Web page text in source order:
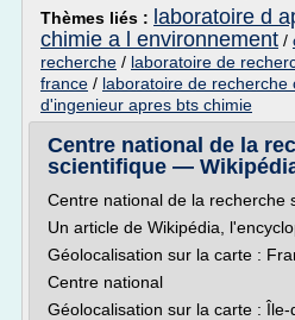
Thèmes liés : laboratoire d
chimie a l environnement /
recherche / laboratoire de
france / laboratoire de recherche
d'ingenieur apres bts chimie
Centre national de la
scientifique —
Centre national de la recherche
Un article de Wikipédia,
Géolocalisation sur la carte :
Centre national
Géolocalisation sur la carte :